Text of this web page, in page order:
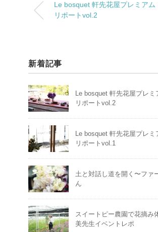
Le bosquet 軒先花屋プレミアム
リポートvol.2
新着記事
Le bosquet 軒先花屋プレミ
リポートvol.2
Le bosquet 軒先花屋プレミ
リポートvol.1
土と対話し道を開く〜ファ
ん
スイートピー農園で花摘み
美先生イベントレポ